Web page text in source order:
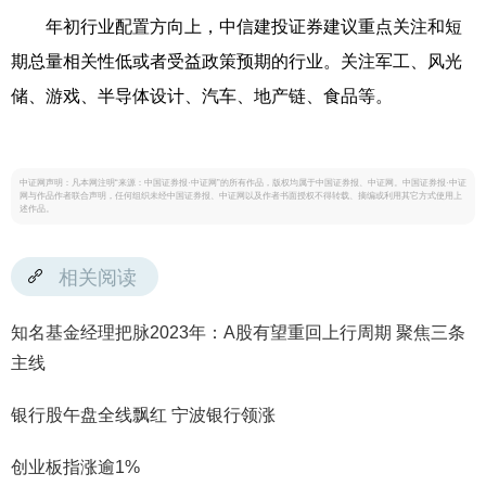
年初行业配置方向上，中信建投证券建议重点关注和短
期总量相关性低或者受益政策预期的行业。关注军工、风光
储、游戏、半导体设计、汽车、地产链、食品等。
中证网声明：凡本网注明“来源：中国证券报·中证网”的所有作品，版权均属于中国证券报、中证网。中国证券报·中证
网与作品作者联合声明，任何组织未经中国证券报、中证网以及作者书面授权不得转载、摘编或利用其它方式使用上
述作品。
相关阅读
知名基金经理把脉2023年：A股有望重回上行周期 聚焦三条
主线
银行股午盘全线飘红 宁波银行领涨
创业板指涨逾1%